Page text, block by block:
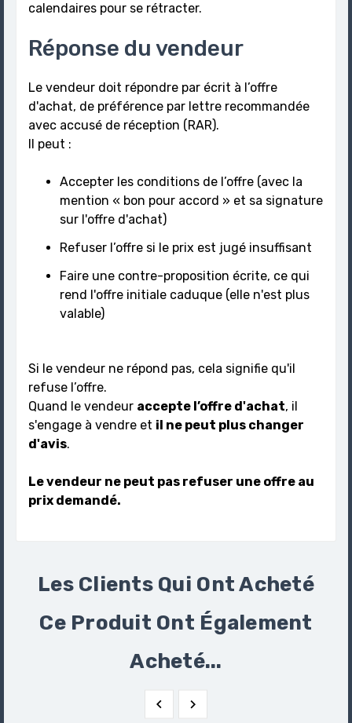
calendaires pour se rétracter.
Réponse du vendeur
Le vendeur doit répondre par écrit à l’offre
d'achat, de préférence par lettre recommandée
avec accusé de réception (RAR).
Il peut :
Accepter les conditions de l’offre (avec la
mention « bon pour accord » et sa signature
sur l'offre d'achat)
Refuser l’offre si le prix est jugé insuffisant
Faire une contre-proposition écrite, ce qui
rend l'offre initiale caduque (elle n'est plus
valable)
Si le vendeur ne répond pas, cela signifie qu'il
refuse l’offre.
Quand le vendeur accepte l’offre d'achat, il
s'engage à vendre et il ne peut plus changer
d'avis.
Le vendeur ne peut pas refuser une offre au
prix demandé.
Les Clients Qui Ont Acheté
Ce Produit Ont Également
Acheté...
 